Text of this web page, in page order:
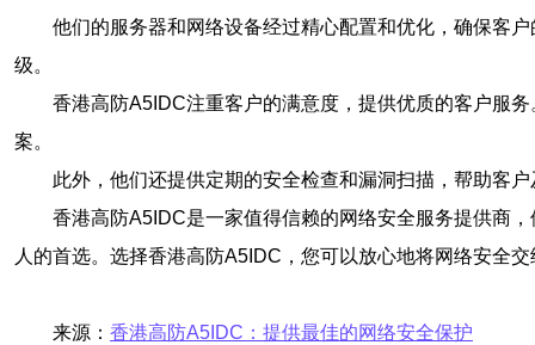
他们的服务器和网络设备经过精心配置和优化，确保客
级。
香港高防A5IDC注重客户的满意度，提供优质的客户服
案。
此外，他们还提供定期的安全检查和漏洞扫描，帮助客
香港高防A5IDC是一家值得信赖的网络安全服务提供商
人的首选。选择香港高防A5IDC，您可以放心地将网络安全
来源： 香港高防A5IDC：提供最佳的网络安全保护